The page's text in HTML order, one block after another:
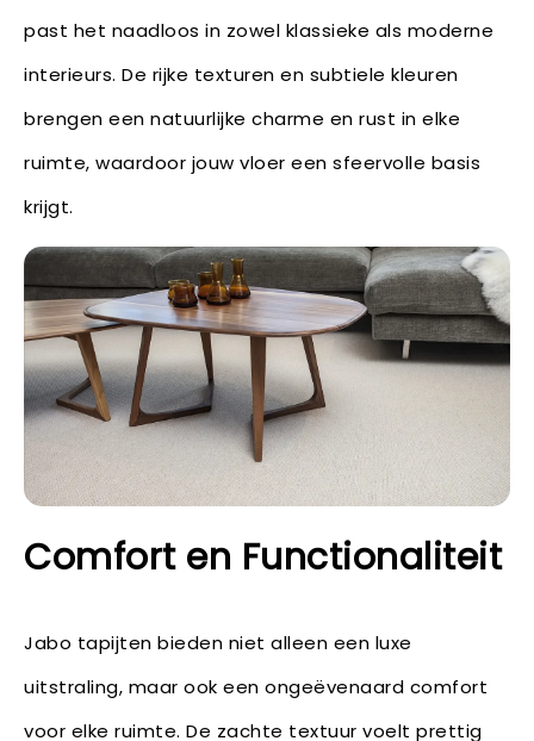
past het naadloos in zowel klassieke als moderne
interieurs. De rijke texturen en subtiele kleuren
brengen een natuurlijke charme en rust in elke
ruimte, waardoor jouw vloer een sfeervolle basis
krijgt.
Comfort en Functionaliteit
Jabo tapijten bieden niet alleen een luxe
uitstraling, maar ook een ongeëvenaard comfort
voor elke ruimte. De zachte textuur voelt prettig